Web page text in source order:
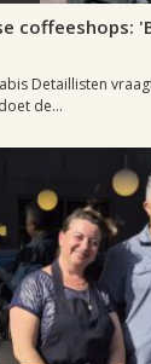
coffeeshops:
Detaillisten
de...